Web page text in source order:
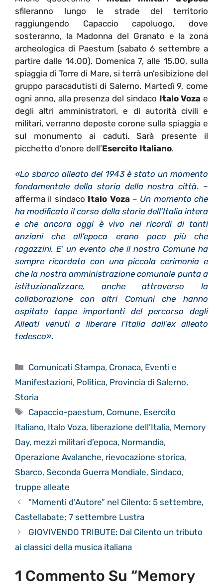
sfileranno lungo le strade del territorio
raggiungendo Capaccio capoluogo, dove
sosteranno, la Madonna del Granato e la zona
archeologica di Paestum (sabato 6 settembre a
partire dalle 14.00). Domenica 7, alle 15.00, sulla
spiaggia di Torre di Mare, si terrà un’esibizione del
gruppo paracadutisti di Salerno. Martedì 9, come
ogni anno, alla presenza del sindaco Italo Voza e
degli altri amministratori, e di autorità civili e
militari, verranno deposte corone sulla spiaggia e
sul monumento ai caduti. Sarà presente il
picchetto d’onore dell’Esercito Italiano.
«Lo sbarco alleato del 1943 è stato un momento
fondamentale della storia della nostra città. –
afferma il sindaco Italo Voza– Un momento che
ha modificato il corso della storia dell’Italia intera
e che ancora oggi è vivo nei ricordi di tanti
anziani che all’epoca erano poco più che
ragazzini. E’ un evento che il nostro Comune ha
sempre ricordato con una piccola cerimonia e
che la nostra amministrazione comunale punta a
istituzionalizzare, anche attraverso la
collaborazione con altri Comuni che hanno
ospitato tappe importanti del percorso degli
Alleati venuti a liberare l’Italia dall’ex alleato
tedesco».
Categorie
Comunicati Stampa, Cronaca, Eventi e
Manifestazioni, Politica, Provincia di Salerno,
Storia
Tag
Capaccio-paestum, Comune, Esercito
Italiano, Italo Voza, liberazione dell’Italia, Memory
Day, mezzi militari d’epoca, Normandia,
Operazione Avalanche, rievocazione storica,
Sbarco, Seconda Guerra Mondiale, Sindaco,
truppe alleate
“Momenti d’Autore” nel Cilento: 5 settembre,
Castellabate; 7 settembre Lustra
GIOVIVENDO TRIBUTE: Dal Cilento un tributo
ai classici della musica italiana
1 Commento Su “Memory